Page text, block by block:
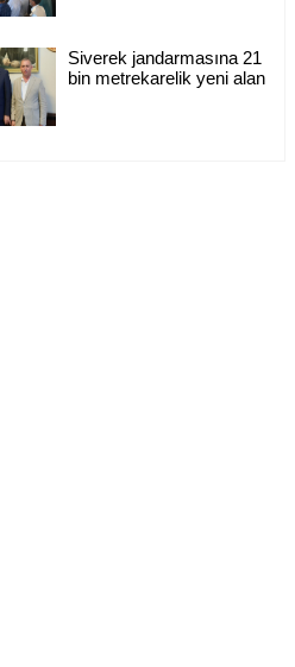
Siverek jandarmasına 21
bin metrekarelik yeni alan